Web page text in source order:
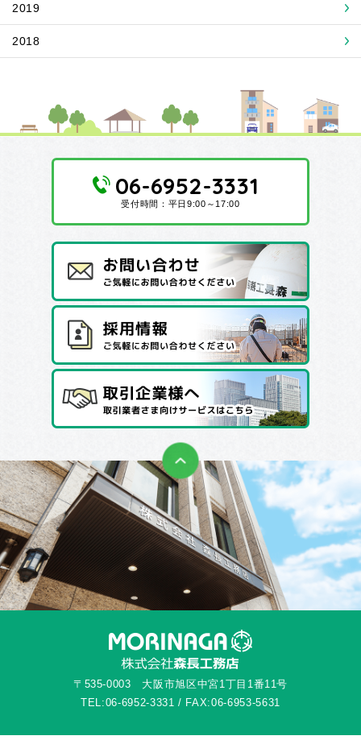
2019
2018
06-6952-3331
受付時間：平日9:00～17:00
〒535-0003 大阪市旭区中宮1丁目1番11号
TEL:06-6952-3331 / FAX:06-6953-5631